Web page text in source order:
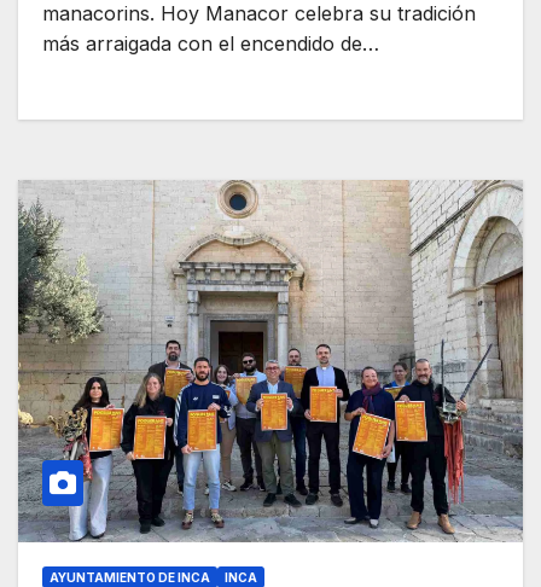
manacorins. Hoy Manacor celebra su tradición
más arraigada con el encendido de…
AYUNTAMIENTO DE INCA INCA